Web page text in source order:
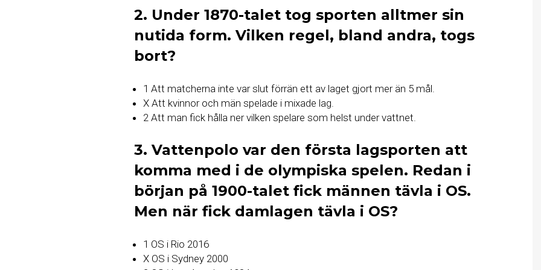
2. Under 1870-talet tog sporten alltmer sin
nutida form. Vilken regel, bland andra, togs
bort?
1 Att matcherna inte var slut förrän ett av laget gjort mer än 5 mål.
X Att kvinnor och män spelade i mixade lag.
2 Att man fick hålla ner vilken spelare som helst under vattnet.
3. Vattenpolo var den första lagsporten att
komma med i de olympiska spelen. Redan i
början på 1900-talet fick männen tävla i OS.
Men när fick damlagen tävla i OS?
1 OS i Rio 2016
X OS i Sydney 2000